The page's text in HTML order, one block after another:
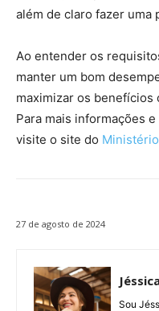
além de claro fazer uma
Ao entender os
manter um bom
maximizar os
Para mais informações
visite o site do
27 de agosto de 2024
Sou